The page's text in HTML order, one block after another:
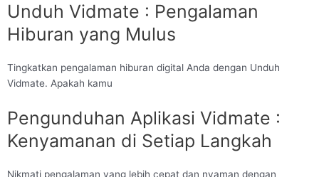
Unduh Vidmate : Pengalaman
Hiburan yang Mulus
Tingkatkan pengalaman hiburan digital Anda dengan Unduh
Vidmate. Apakah kamu
Pengunduhan Aplikasi Vidmate :
Kenyamanan di Setiap Langkah
Nikmati pengalaman yang lebih cepat dan nyaman dengan